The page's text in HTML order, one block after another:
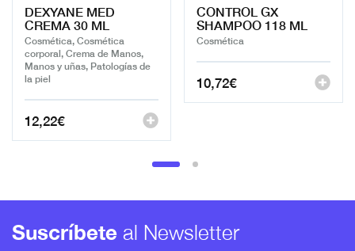
DEXYANE MED
CREMA 30 ML
Cosmética, Cosmética
corporal, Crema de Manos,
Manos y uñas, Patologías de
la piel
12,22€
CONTROL GX
SHAMPOO 118 ML
Cosmética
10,72€
Suscríbete al Newsletter